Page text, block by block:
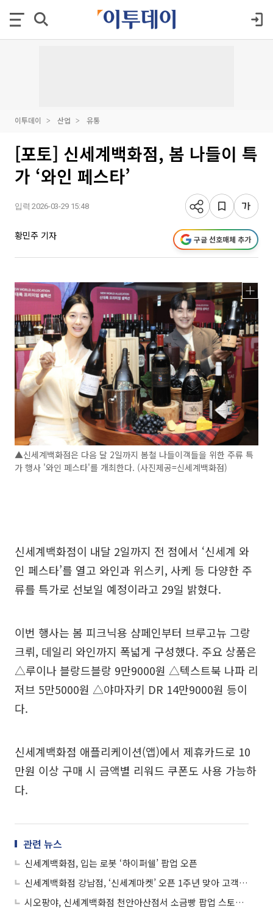
이투데이 산업 유통
[포토] 신세계백화점, 봄 나들이 특
가 ‘와인 페스타’
입력 2026-03-29 15:48
황민주 기자 구글 선호매체 추가
▲신세계백화점은 다음 달 2일까지 봄철 나들이객들을 위한 주류 특
가 행사 '와인 페스타'를 개최한다. (사진제공=신세계백화점)
신세계백화점이 내달 2일까지 전 점에서 ‘신세계 와
인 페스타’를 열고 와인과 위스키, 사케 등 다양한 주
류를 특가로 선보일 예정이라고 29일 밝혔다.
이번 행사는 봄 피크닉용 샴페인부터 브루고뉴 그랑
크뤼, 데일리 와인까지 폭넓게 구성했다. 주요 상품은
△루이나 블랑드블랑 9만9000원 △텍스트북 나파 리
저브 5만5000원 △야마자키 DR 14만9000원 등이
다.
신세계백화점 애플리케이션(앱)에서 제휴카드로 10
만원 이상 구매 시 금액별 리워드 쿠폰도 사용 가능하
다.
관련 뉴스
신세계백화점, 입는 로봇 ‘하이퍼쉘’ 팝업 오픈
신세계백화점 강남점, ‘신세계마켓’ 오픈 1주년 맞아 고객 행사
시오팡야, 신세계백화점 천안아산점서 소금빵 팝업 스토어 선보여